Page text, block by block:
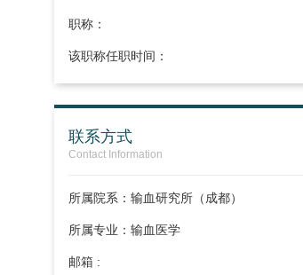
职称：
该职称任职时间：
联系方式
Contact Information
所属院系：输血研究所（成都）
所属专业：输血医学
邮箱 :